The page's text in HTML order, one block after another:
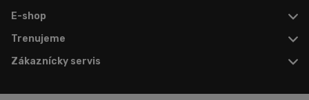
E-shop
Trenujeme
Zákaznícky servis